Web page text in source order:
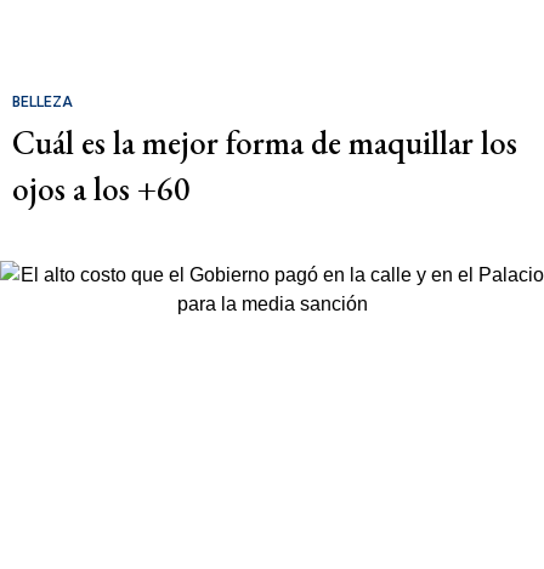
BELLEZA
Cuál es la mejor forma de maquillar los
ojos a los +60